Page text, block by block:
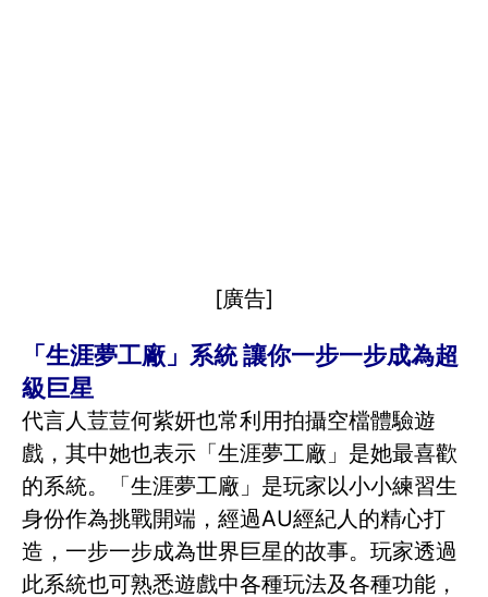
[廣告]
「生涯夢工廠」系統 讓你一步一步成為超
級巨星
代言人荳荳何紫妍也常利用拍攝空檔體驗遊
戲，其中她也表示「生涯夢工廠」是她最喜歡
的系統。「生涯夢工廠」是玩家以小小練習生
身份作為挑戰開端，經過AU經紀人的精心打
造，一步一步成為世界巨星的故事。玩家透過
此系統也可熟悉遊戲中各種玩法及各種功能，